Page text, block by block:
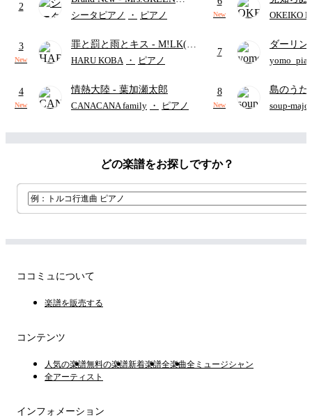
かわ 人魚の島のひみつ』よ
2
APPLE
シータピアノ ・ ピアノ
3
New
罪と罰と雨とキス - M!LK(佐
野勇斗&吉田仁人)
HARU KOBA ・ ピアノ
4
New
情熱大陸 - 葉加瀬太郎
CANACANA family ・ ピアノ
New
ャツが乾
OKEIKO
7
ダーリン
APPLE (
8
New
島のうた
映画ちい
soup-majo
どの楽譜をお探しですか？
ココミュについて
楽譜を販売する
コンテンツ
人気の楽譜無料の楽譜新着楽譜全楽曲全ミュージシャン
全アーティスト
インフォメーション